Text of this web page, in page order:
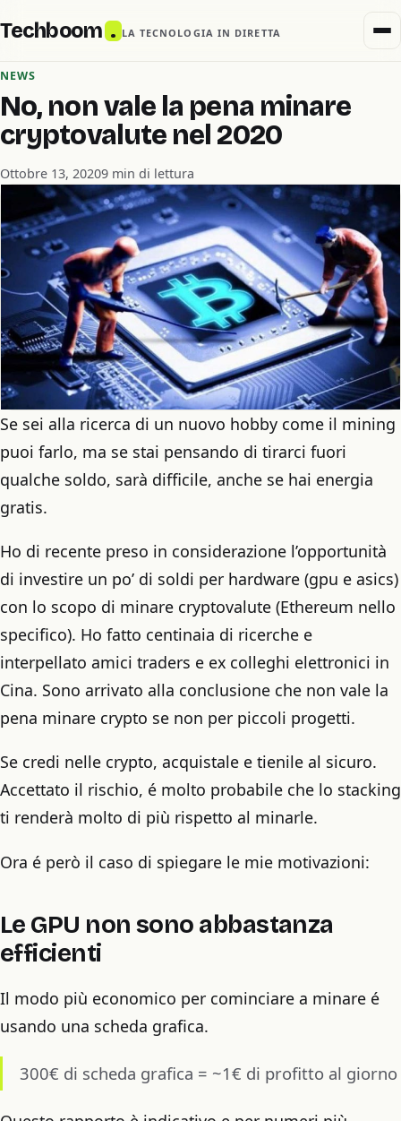
Techboom . LA TECNOLOGIA IN DIRETTA
NEWS
No, non vale la pena minare
cryptovalute nel 2020
Ottobre 13, 20209 min di lettura
Se sei alla ricerca di un nuovo hobby come il mining
puoi farlo, ma se stai pensando di tirarci fuori
qualche soldo, sarà difficile, anche se hai energia
gratis.
Ho di recente preso in considerazione l’opportunità
di investire un po’ di soldi per hardware (gpu e asics)
con lo scopo di minare cryptovalute (Ethereum nello
specifico). Ho fatto centinaia di ricerche e
interpellato amici traders e ex colleghi elettronici in
Cina. Sono arrivato alla conclusione che non vale la
pena minare crypto se non per piccoli progetti.
Se credi nelle crypto, acquistale e tienile al sicuro.
Accettato il rischio, é molto probabile che lo stacking
ti renderà molto di più rispetto al minarle.
Ora é però il caso di spiegare le mie motivazioni:
Le GPU non sono abbastanza
efficienti
Il modo più economico per cominciare a minare é
usando una scheda grafica.
300€ di scheda grafica = ~1€ di profitto al giorno